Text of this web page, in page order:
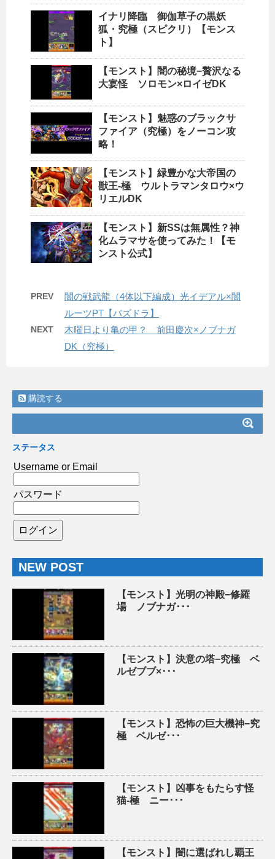
イナリ降臨 御伽草子の黒妖
狐・究極（スピクリ）【モンス
ト】
【モンスト】闇の秘境−贅沢なる
大宴怪 ソロモン×ロイゼDK
【モンスト】魅惑のブラックサ
ファイア（究極）をノーコン攻
略！
【モンスト】緑豊かな大帝国の
獣王-極 ウルトラマンタロウ×ウ
リエルDK
【モンスト】新SSは無属性？神
化ムラマサを使ってみた！【モ
ンスト公式】
PREV
闇の戦武龍（4体以下編成）光イデアル×闇
ルーツPT【パズドラ】
NEXT
木曜日より亀の甲？ 前田慶次×ノブナガ
DK（究極）
購読する
ステータス
Username or Email
パスワード
NEW POST
【モンスト】光明の神殿−修羅
場 ノブナガ･･･
【モンスト】決意の塔−究極 ベ
ルゼブブ×･･･
【モンスト】恐怖の巨大機神−究
極 ベルゼ･･･
【モンスト】凶事をもたらす怪
猫-極 ニー･･･
【モンスト】闇に選ばれし覇王